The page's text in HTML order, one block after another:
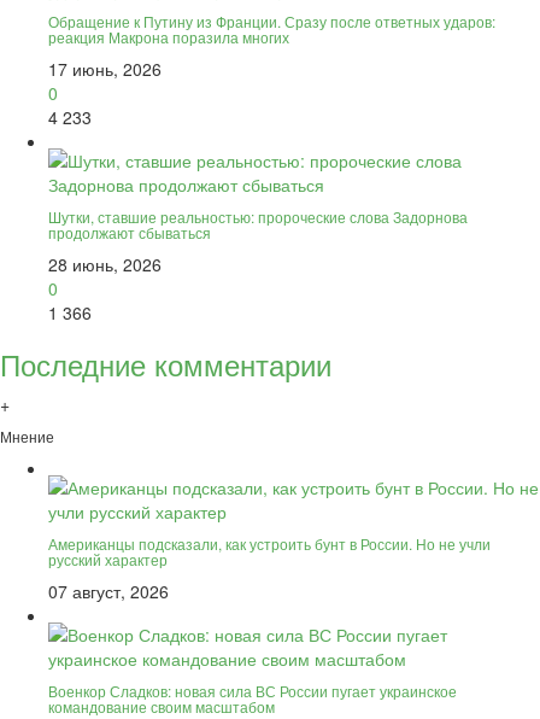
Обращение к Путину из Франции. Сразу после ответных ударов:
реакция Макрона поразила многих
17 июнь, 2026
0
4 233
Шутки, ставшие реальностью: пророческие слова Задорнова
продолжают сбываться
28 июнь, 2026
0
1 366
Последние комментарии
+
Мнение
Американцы подсказали, как устроить бунт в России. Но не учли
русский характер
07 август, 2026
Военкор Сладков: новая сила ВС России пугает украинское
командование своим масштабом